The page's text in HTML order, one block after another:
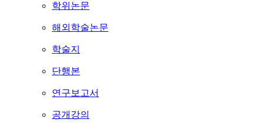
학위논문
해외학술논문
학술지
단행본
연구보고서
공개강의